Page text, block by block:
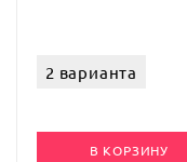
2 варианта
В КОРЗИНУ